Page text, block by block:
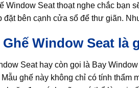
Window Seat thoạt nghe chắc bạn
đặt bên cạnh cửa sổ để thư giãn.
Ghế Window Seat là
Seat hay còn gọi là Bay
Mẫu ghế này không chỉ có tính thẩm